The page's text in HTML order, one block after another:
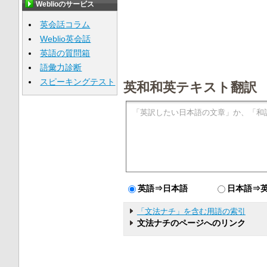
英和和英テキスト翻訳
英語⇒日本語 日本語⇒
「文法ナチ」を含む用語の索引
文法ナチのページへのリンク
Weblioのサービス
英会話コラム
Weblio英会話
英語の質問箱
語彙力診断
スピーキングテスト